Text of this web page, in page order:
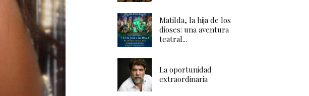
Matilda, la hija de los
dioses: una aventura
teatral...
La oportunidad
extraordinaria